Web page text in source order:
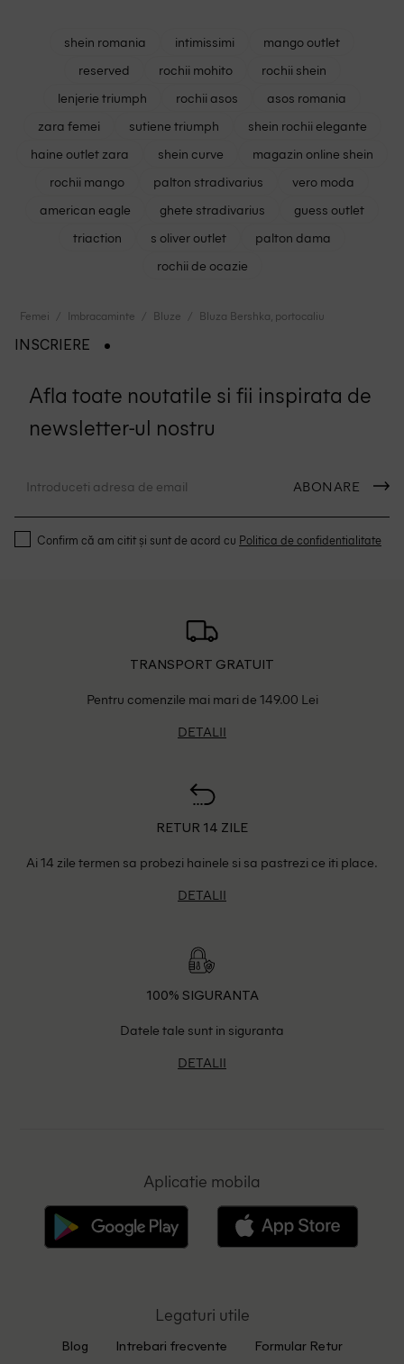
shein romania intimissimi
mango outlet
reserved
rochii mohito
rochii shein
lenjerie triumph
rochii asos
asos romania
zara femei
sutiene triumph
shein rochii elegante
haine outlet zara
shein curve
magazin online shein
rochii mango
palton stradivarius
vero moda
american eagle
ghete stradivarius
guess outlet
triaction
s oliver outlet
palton dama
rochii de ocazie
Femei Imbracaminte Bluze Bluza Bershka, portocaliu
INSCRIERE
Afla toate noutatile si fii inspirata de
newsletter-ul nostru
ABONARE
Confirm că am citit și sunt de acord cu Politica de confidentialitate
TRANSPORT GRATUIT
Pentru comenzile mai mari de 149.00 Lei
DETALII
RETUR 14 ZILE
Ai 14 zile termen sa probezi hainele si sa pastrezi ce iti place.
DETALII
100% SIGURANTA
Datele tale sunt in siguranta
DETALII
Aplicatie mobila
Legaturi utile
Blog Intrebari frecvente Formular Retur